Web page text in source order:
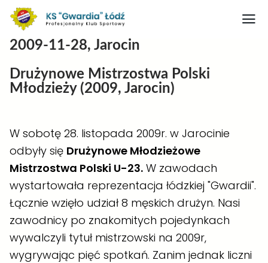
Nasz obiekt
Judo
Medaliści judo
Boks
Kontakt
Rodo
2009-11-28, Jarocin
Drużynowe Mistrzostwa Polski
Młodzieży (2009, Jarocin)
W sobotę 28. listopada 2009r. w Jarocinie
odbyły się Drużynowe Młodzieżowe
Mistrzostwa Polski U-23. W zawodach
wystartowała reprezentacja łódzkiej "Gwardii".
Łącznie wzięło udział 8 męskich drużyn. Nasi
zawodnicy po znakomitych pojedynkach
wywalczyli tytuł mistrzowski na 2009r,
wygrywając pięć spotkań. Zanim jednak liczni